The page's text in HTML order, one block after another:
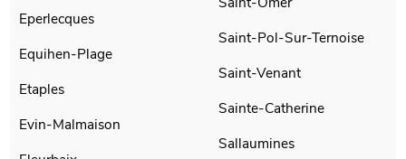
Eperlecques
Equihen-Plage
Etaples
Evin-Malmaison
Saint-Pol-Sur-Ternoise
Saint-Venant
Sainte-Catherine
Sallaumines